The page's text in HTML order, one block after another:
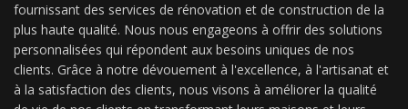
fournissant des services de rénovation et de construction de la
plus haute qualité. Nous nous engageons à offrir des solutions
personnalisées qui répondent aux besoins uniques de nos
clients. Grâce à notre dévouement à l'excellence, à l'artisanat et
à la satisfaction des clients, nous visons à améliorer la qualité